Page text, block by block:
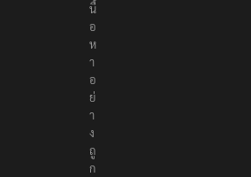
นื้
อ
ห
า
อ
ย่
า
ง
ถู
ก